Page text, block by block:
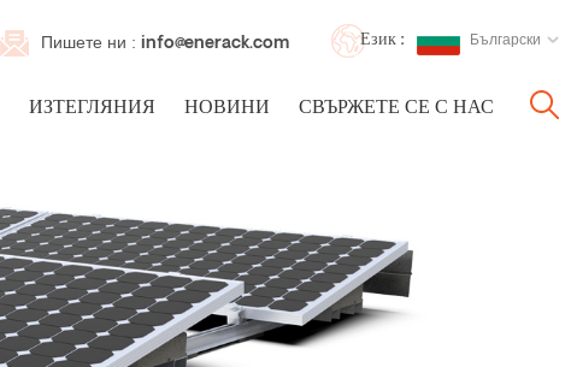
Пишете ни : info@enerack.com Език : Български
ИЗТЕГЛЯНИЯ НОВИНИ СВЪРЖЕТЕ СЕ С НАС